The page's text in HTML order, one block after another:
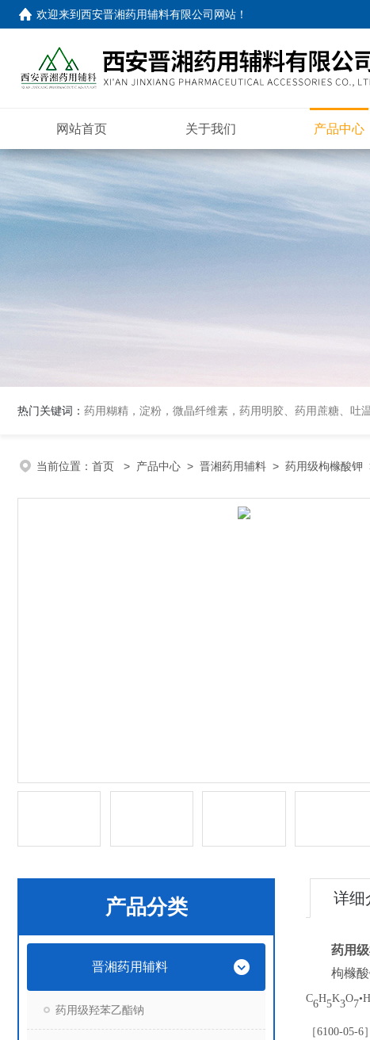
欢迎来到西安晋湘药用辅料有限公司网站 ！
网站首页 关于我们 产品中心
热门关键词： 药用糊精，淀粉，微晶纤维素，药用明胶、药用蔗糖、吐温80、丙二醇、冰醋酸、泊洛沙姆、乳膏基质、药用淀粉、药用糊精、硬脂酸镁、聚丙烯酸树脂系列、羧甲基淀粉钠、羧甲基纤维素钠、可溶性淀粉、甘
当前位置： 首页 > 产品中心 > 晋湘药用辅料 > 药用级枸橼酸钾
产品分类
晋湘药用辅料
药用级羟苯乙酯钠
详细
药用
枸橼
C6H5K3O7•H
［6100-05-6］